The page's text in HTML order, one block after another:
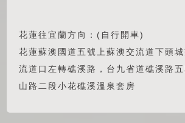
花蓮往宜蘭方向：(自行開車)
花蓮蘇澳國道五號上蘇澳交流道下頭
流道口左轉礁溪路，台九省道礁溪路
山路二段小花礁溪溫泉套房